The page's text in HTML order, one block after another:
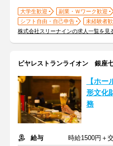
大学生歓迎 副業・Ｗワーク歓迎
シフト自由・自己申告
未経験者
株式会社スリーナインの求人一覧を見
ビヤレストランライオン 銀座
【ホ
形文化
務
給与
時給1500円＋